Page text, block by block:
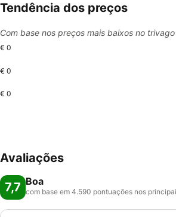
Tendência dos preços
Com base nos preços mais baixos no
€ 0
€ 0
€ 0
Avaliações
7,7 Boa
com base em 4.590 pontuações nos